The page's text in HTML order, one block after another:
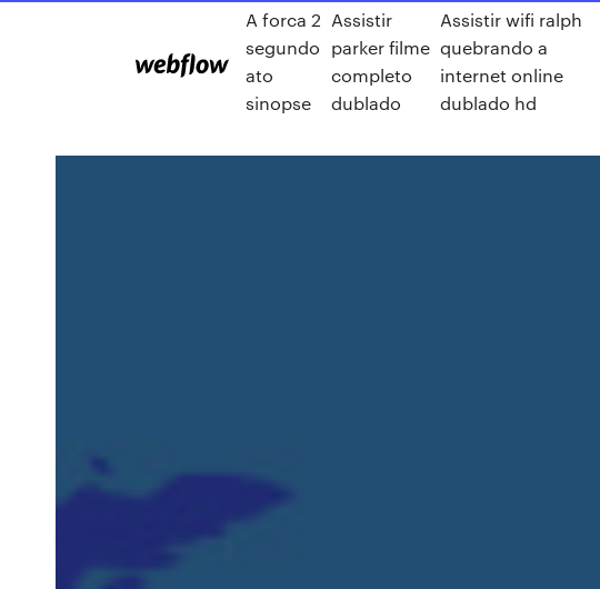
A forca 2
segundo
ato
sinopse
Assistir
parker filme
completo
dublado
Assistir wifi ralph
quebrando a
internet online
dublado hd